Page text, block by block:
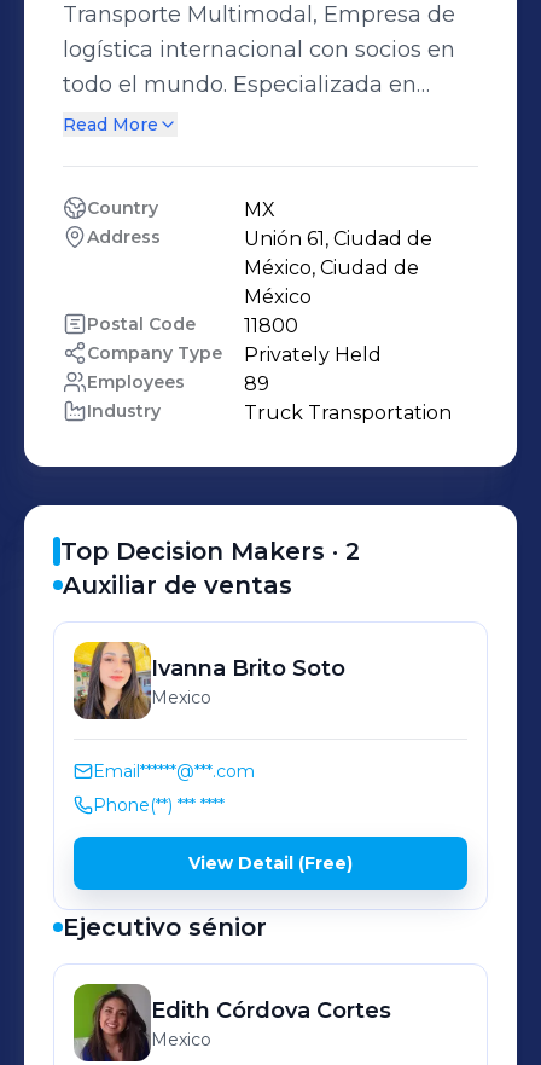
Transporte Multimodal, Empresa de
logística internacional con socios en
todo el mundo. Especializada en
carga marítima FCL y LCL. Proyectos
Read More
Country MX
Address
Unión 61, Ciudad de
México, Ciudad de
México
Postal Code 11800
Company Type Privately Held
Employees 89
Industry Truck Transportation
Top Decision Makers · 2
Auxiliar de ventas
Ivanna Brito Soto
Mexico
Email******@***.com
Phone(**) *** ****
View Detail (Free)
Ejecutivo sénior
Edith Córdova Cortes
Mexico